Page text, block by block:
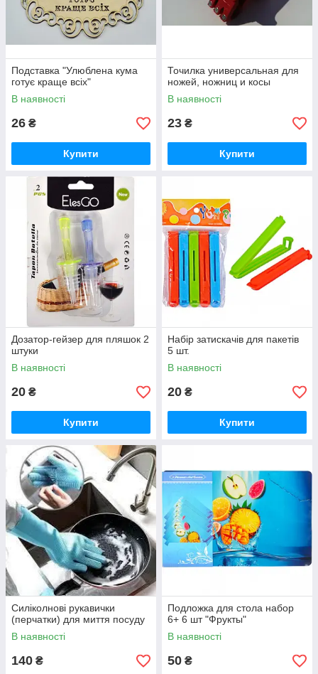
Подставка "Улюблена кума
готує краще всіх"
В наявності
26 ₴
Купити
Точилка универсальная для
ножей, ножниц и косы
В наявності
23 ₴
Купити
Дозатор-гейзер для пляшок 2
штуки
В наявності
20 ₴
Купити
Набір затискачів для пакетів
5 шт.
В наявності
20 ₴
Купити
Силіколнові рукавички
(перчатки) для миття посуду
В наявності
140 ₴
Подложка для стола набор
6+ 6 шт "Фрукты"
В наявності
50 ₴